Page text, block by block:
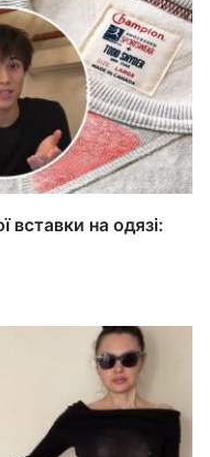
вставки на одязі: